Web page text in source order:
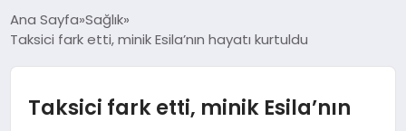
GÜNDEM
Ana Sayfa Sağlık
Taksici fark etti, minik Esila’nın hayatı kurtuldu
Taksici fark etti, minik Esila’nın